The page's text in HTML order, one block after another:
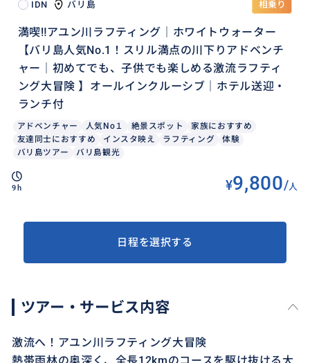
IDN バリ島 相乗り
満喫‼️アユン川ラフティング｜ホワイトウォーター
【バリ島人気No.1！スリル満点の川下りアドベンチ
ャー｜初めてでも、子供でも楽しめる激流ラフティ
ング大冒険 】オールインクルーシブ｜ホテル送迎・
ランチ付
アドベンチャー 人気No１ 絶景スポット
家族におすすめ
友達同士におすすめ
インスタ映え ラフティング
体験
バリ島ツアー
バリ島観光
9h ¥9,800/人
日程を選択する
ツアー・サービス内容
激流へ！アユン川ラフティング大冒険
熱帯雨林の奥深く、全長12kmのコースを駆け抜ける大